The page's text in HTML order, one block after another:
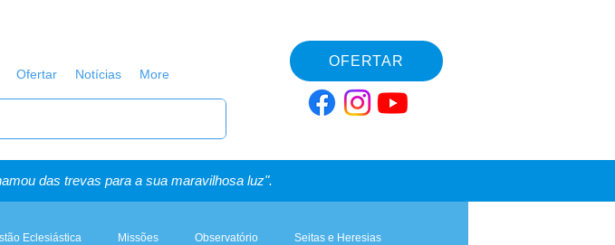
Ofertar Notícias More
OFERTAR
das trevas para a sua maravilhosa luz".
Eclesiástica Missões Observatório Seitas e Heresias